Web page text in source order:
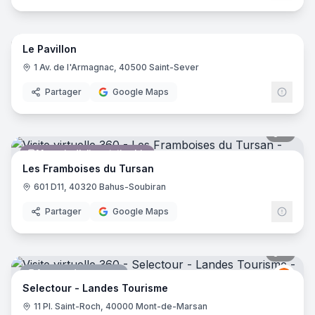
Restaurant
11
Le Pavillon
1 Av. de l'Armagnac, 40500 Saint-Sever
Partager Google Maps
Magasin d'alimentation bio
Les Framboises du Tursan
601 D11, 40320 Bahus-Soubiran
Partager Google Maps
Agence de voyages
Selectour - Landes Tourisme
11 Pl. Saint-Roch, 40000 Mont-de-Marsan